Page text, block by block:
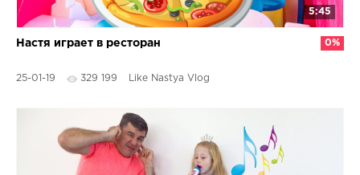
5:45
Настя играет в ресторан
25-01-19 329 199 Like Nastya Vlog
0%